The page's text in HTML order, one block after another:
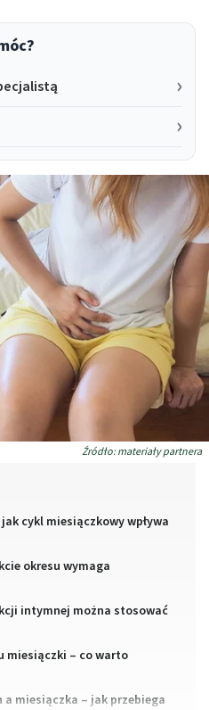
Źródło: materiały partnera
cykl miesiączkowy wpływa
okresu wymaga
intymnej można stosować
miesiączki – co warto
miesiączka – jak przebiega